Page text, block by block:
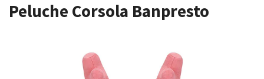
Peluche Corsola Banpresto